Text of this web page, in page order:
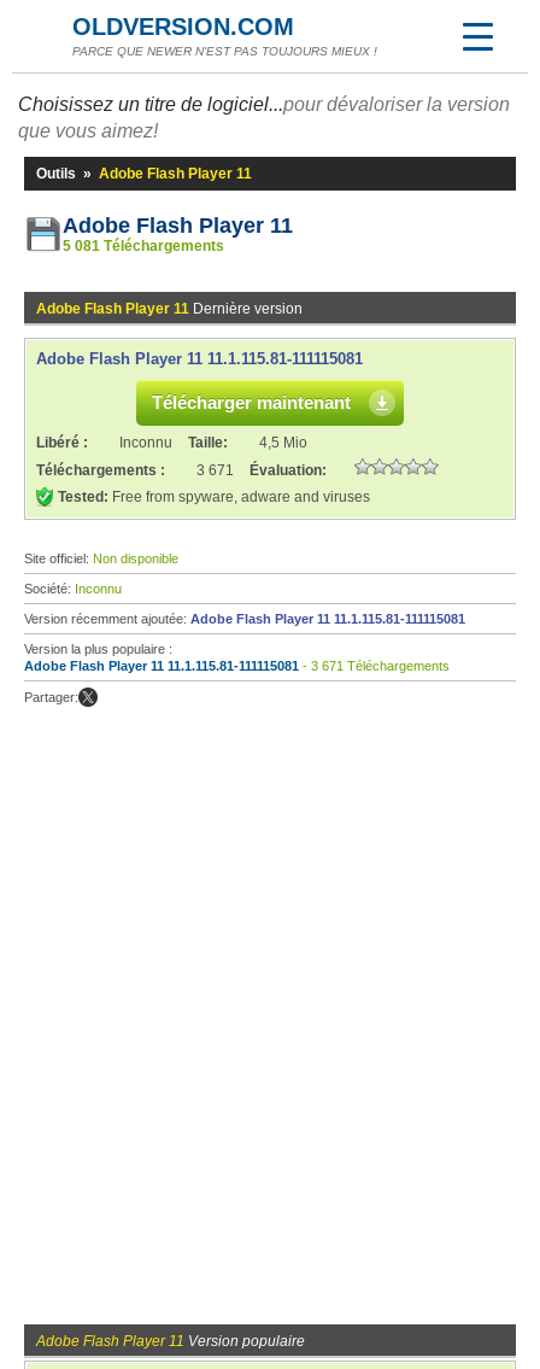
OLDVERSION.COM
PARCE QUE NEWER N'EST PAS TOUJOURS MIEUX !
Choisissez un titre de logiciel...pour dévaloriser la version
que vous aimez!
Outils » Adobe Flash Player 11
Adobe Flash Player 11
5 081 Téléchargements
Adobe Flash Player 11 Dernière version
Adobe Flash Player 11 11.1.115.81-111115081
Télécharger maintenant
Libéré : Inconnu Taille:
4,5 Mio
Téléchargements :
3 671
Évaluation:
Tested: Free from spyware, adware and viruses
Site officiel: Non disponible
Société: Inconnu
Version récemment ajoutée: Adobe Flash Player 11 11.1.115.81-111115081
Version la plus populaire :
Adobe Flash Player 11 11.1.115.81-111115081 - 3 671 Téléchargements
Partager:
Adobe Flash Player 11 Version populaire